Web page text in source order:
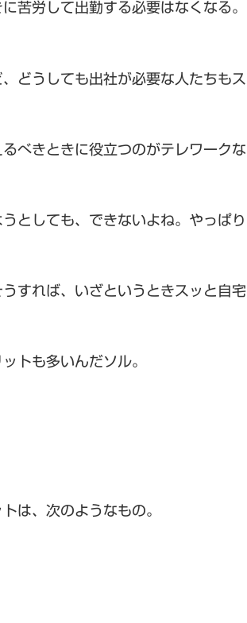
苦労して出勤する必要はなくなる。
どうしても出社が必要な人たちもス
べきときに役立つのがテレワークな
としても、できないよね。やっぱり
すれば、いざというときスッと自宅
トも多いんだソル。
は、次のようなもの。